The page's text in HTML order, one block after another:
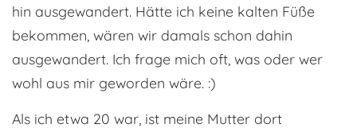
hin ausgewandert. Hätte ich keine kalten Füße
bekommen, wären wir damals schon dahin
ausgewandert. Ich frage mich oft, was oder wer
wohl aus mir geworden wäre. :)
Als ich etwa 20 war, ist meine Mutter dort